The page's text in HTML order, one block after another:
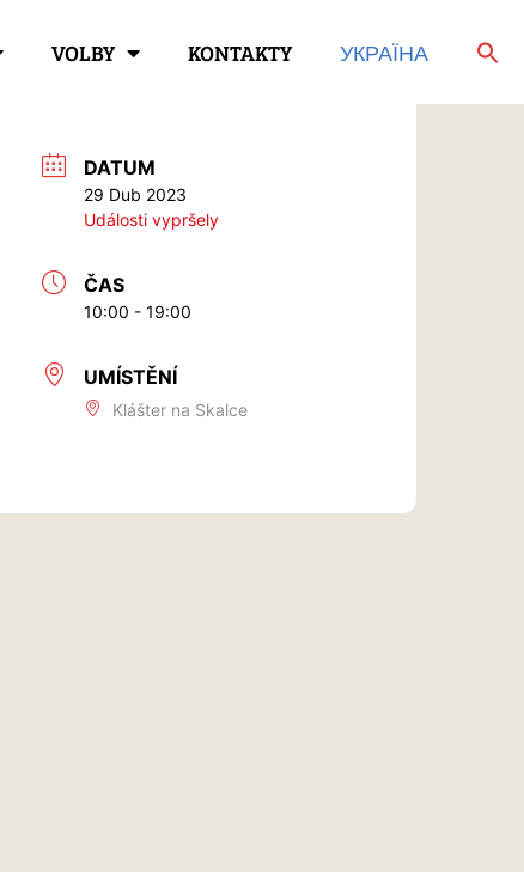
VOLBY KONTAKTY УКРАЇНА
DATUM
29 Dub 2023
Události vypršely
ČAS
10:00 - 19:00
UMÍSTĚNÍ
Klášter na Skalce